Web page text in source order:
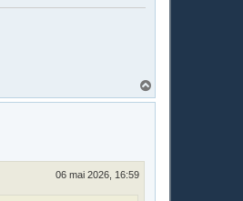
a
06 mai 2026, 16:59